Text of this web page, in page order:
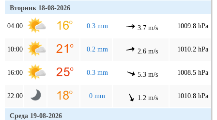
Вторник 18-08-2026
04:00 0.3 mm 3.7 m/s 1009.8 hPa
10:00 0.2 mm 2.6 m/s 1010.2 hPa
16:00 0.3 mm 5.3 m/s 1008.5 hPa
22:00 0 mm 1.2 m/s 1010.8 hPa
Среда 19-08-2026